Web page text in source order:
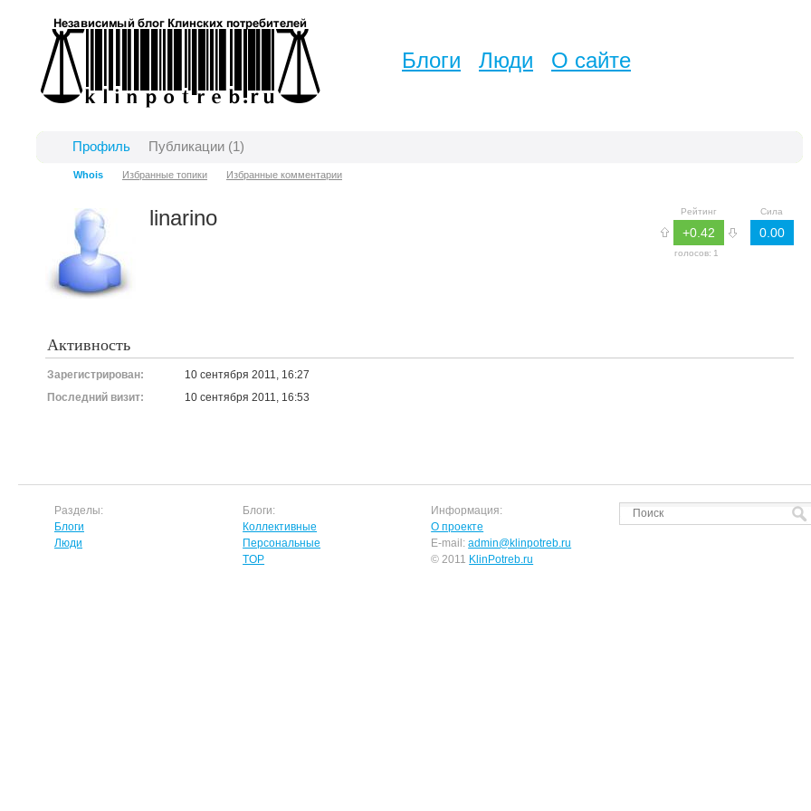
Блоги Люди О сайте
Профиль
Whois Избранные топики Избранные комментарии
Публикации (1)
Сила
0.00
Рейтинг
+0.42
голосов: 1
linarino
Активность
Зарегистрирован:
10 сентября 2011, 16:27
Последний визит:
10 сентября 2011, 16:53
Разделы:
Блоги
Люди
Блоги:
Коллективные
Персональные
TOP
Информация:
О проекте
E-mail:admin@klinpotreb.ru
© 2011 KlinPotreb.ru